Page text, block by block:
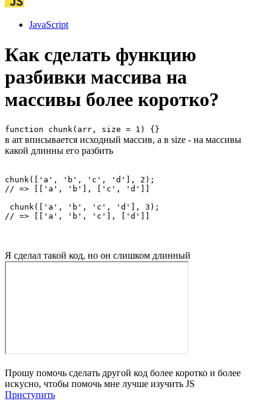
JavaScript
Как сделать функцию
разбивки массива на
массивы более коротко?
function chunk(arr, size = 1) {}
в arr вписывается исходный массив, а в size - на массивы
какой длинны его разбить
chunk(['a', 'b', 'c', 'd'], 2);
// => [['a', 'b'], ['c', 'd']]
chunk(['a', 'b', 'c', 'd'], 3);
// => [['a', 'b', 'c'], ['d']]
Я сделал такой код, но он слишком длинный
Прошу помочь сделать другой код более коротко и более
искусно, чтобы помочь мне лучше изучить JS
Приступить